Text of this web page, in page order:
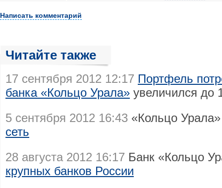
Написать комментарий
Читайте также
17 сентября 2012 12:17 Портфель
банка «Кольцо Урала» увеличился до
5 сентября 2012 16:43 «Кольцо
сеть
28 августа 2012 16:17 Банк «Кольцо
крупных банков России